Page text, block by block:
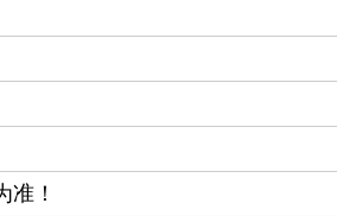
！